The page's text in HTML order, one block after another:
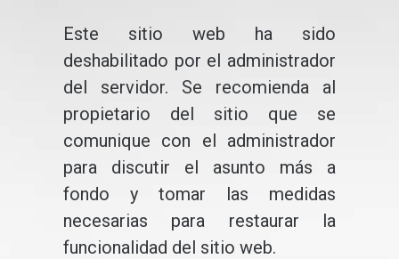
Este sitio web ha sido
deshabilitado por el administrador
del servidor. Se recomienda al
propietario del sitio que se
comunique con el administrador
para discutir el asunto más a
fondo y tomar las medidas
necesarias para restaurar la
funcionalidad del sitio web.